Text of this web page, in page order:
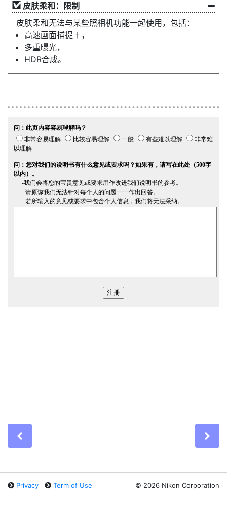
皮肤柔和：限制
皮肤柔和无法与某些照相机功能一起使用，包括：
高速画面捕捉＋，
多重曝光，
HDR合成。
Privacy Term of Use © 2026 Nikon Corporation